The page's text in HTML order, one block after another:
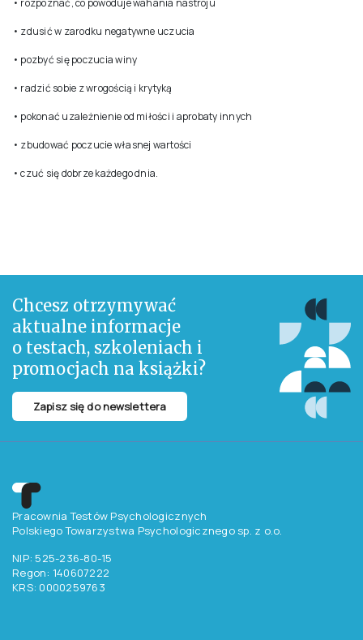
Opis
poczucie winy, pesymizm i niskie poczucie własnej wartości można
wyleczyć również bez pomocy leków. Książka wybitnego psychiatry Davida
D. Burnsa zawiera proste i sprawdzone przez naukę zasady i techniki,
które umożliwią sterowanie i kontrolę nad wahaniami nastroju i
autodestrukcyjnymi zachowaniami oraz pokażą, jak rozwinąć w sobie
pozytywne nastawienie do życia. Dowiedz się, jak działają nowoczesne i
poziom dojmującego lęku.
• radzić sobie z wrogością i krytyką
• pokonać uzależnienie od miłości i aprobaty innych
• zbudować poczucie własnej wartości
• czuć się dobrze każdego dnia.
Chcesz otrzymywać
aktualne informacje
o testach, szkoleniach i
promocjach na książki?